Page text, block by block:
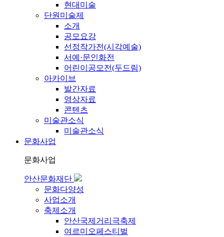
현대미술
단원미술제
소개
공모요강
선정작가전(시각예술)
서예·문인화전
어린이공모전(두드림)
아카이브
발간자료
영상자료
콘텐츠
미술관소식
미술관소식
문화사업
문화사업
안산문화재단
문화다양성
사업소개
축제소개
안산국제거리극축제
여르미오페스티벌